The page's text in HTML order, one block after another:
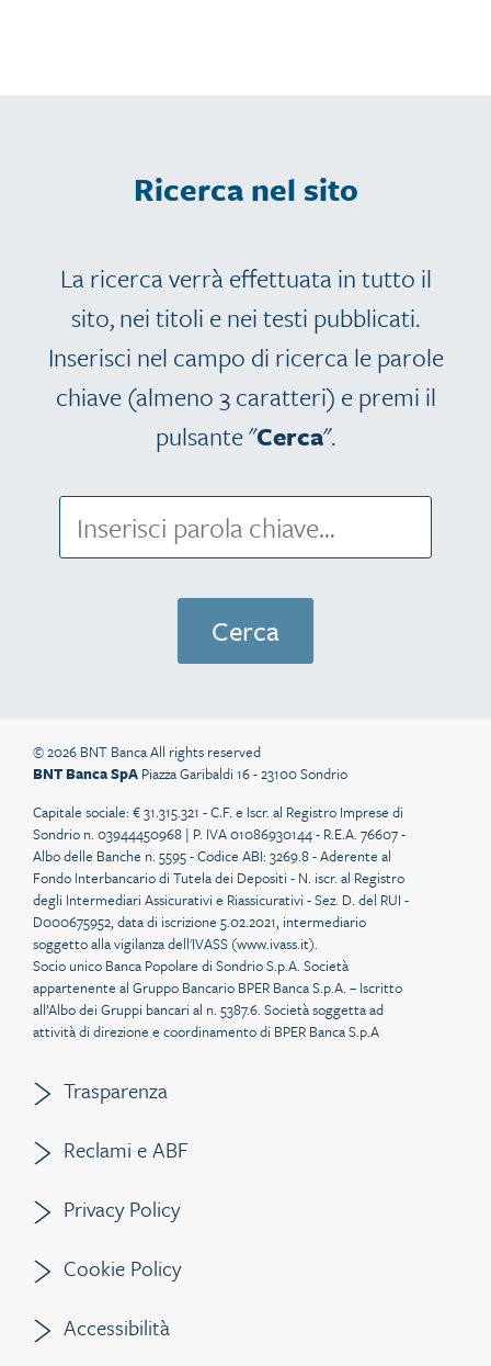
Ricerca nel sito
La ricerca verrà effettuata in tutto il
sito, nei titoli e nei testi pubblicati.
Inserisci nel campo di ricerca le parole
chiave (almeno 3 caratteri) e premi il
pulsante "Cerca".
© 2026 BNT Banca All rights reserved
BNT Banca SpA Piazza Garibaldi 16 - 23100 Sondrio
Capitale sociale: € 31.315.321 - C.F. e Iscr. al Registro Imprese di
Sondrio n. 03944450968 | P. IVA 01086930144 - R.E.A. 76607 -
Albo delle Banche n. 5595 - Codice ABI: 3269.8 - Aderente al
Fondo Interbancario di Tutela dei Depositi - N. iscr. al Registro
degli Intermediari Assicurativi e Riassicurativi - Sez. D. del RUI -
D000675952, data di iscrizione 5.02.2021, intermediario
soggetto alla vigilanza dell'IVASS (www.ivass.it).
Socio unico Banca Popolare di Sondrio S.p.A. Società
appartenente al Gruppo Bancario BPER Banca S.p.A. – Iscritto
all’Albo dei Gruppi bancari al n. 5387.6. Società soggetta ad
attività di direzione e coordinamento di BPER Banca S.p.A
Trasparenza
Reclami e ABF
Privacy Policy
Cookie Policy
Accessibilità